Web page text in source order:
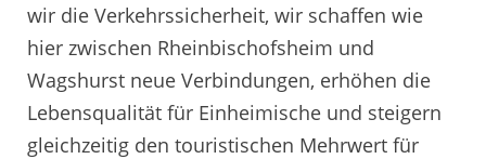
wir die Verkehrssicherheit, wir schaffen wie
hier zwischen Rheinbischofsheim und
Wagshurst neue Verbindungen, erhöhen die
Lebensqualität für Einheimische und steigern
gleichzeitig den touristischen Mehrwert für